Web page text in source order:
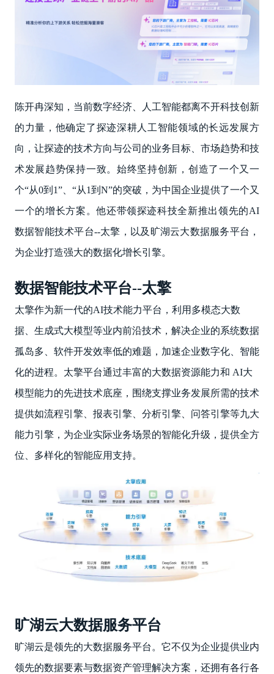
陈开冉深知，当前数字经济、人工智能都离不开科技创新
的力量，他确定了探迹深耕人工智能领域的长远发展方
向，让探迹的技术方向与公司的业务目标、市场趋势和技
术发展趋势保持一致。始终坚持创新，创造了一个又一
个“从0到1”、“从1到N”的突破，为中国企业提供了一个又
一个的增长方案。他还带领探迹科技全新推出领先的AI
数据智能技术平台--太擎，以及旷湖云大数据服务平台，
为企业打造强大的数据化增长引擎。
数据智能技术平台--太擎
太擎作为新一代的AI技术能力平台，利用多模态大数
据、生成式大模型等业内前沿技术，解决企业的系统数据
孤岛多、软件开发效率低的难题，加速企业数字化、智能
化的进程。太擎平台通过丰富的大数据资源能力和 AI大
模型能力的先进技术底座，围绕支撑业务发展所需的技术
提供如流程引擎、报表引擎、分析引擎、问答引擎等九大
能力引擎，为企业实际业务场景的智能化升级，提供全方
位、多样化的智能应用支持。
旷湖云大数据服务平台
旷湖云是领先的大数据服务平台。它不仅为企业提供业内
领先的数据要素与数据资产管理解决方案，还拥有各行各